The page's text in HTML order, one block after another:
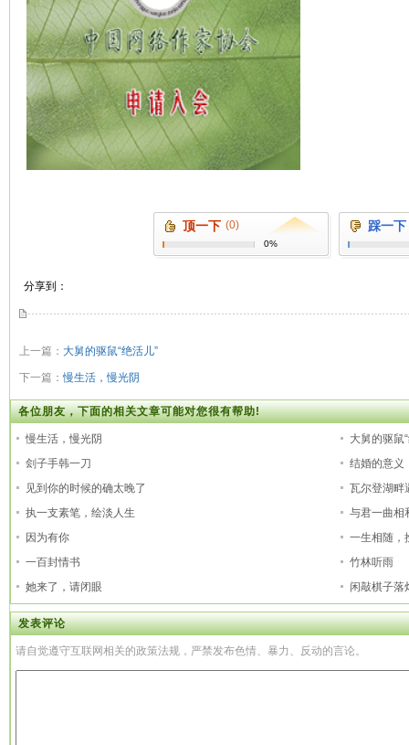
顶一下 (0)
0%
踩一下
分享到：
上一篇： 大舅的驱鼠“绝活儿”
下一篇：慢生活，慢光阴
各位朋友，下面的相关文章可能对您很有帮助!
慢生活，慢光阴
大舅的驱鼠
刽子手韩一刀
结婚的意义
见到你的时候的确太晚了
瓦尔登湖畔
执一支素笔，绘淡人生
与君一曲相
因为有你
一生相随，
一百封情书
竹林听雨
她来了，请闭眼
闲敲棋子落
发表评论
请自觉遵守互联网相关的政策法规，严禁发布色情、暴力、反动的言论。